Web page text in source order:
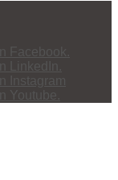
Facebook.
LinkedIn.
Instagram
Youtube.